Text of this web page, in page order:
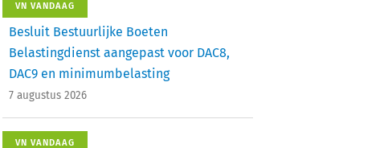
VN VANDAAG
Besluit Bestuurlijke Boeten
Belastingdienst aangepast voor DAC8,
DAC9 en minimumbelasting
7 augustus 2026
VN VANDAAG